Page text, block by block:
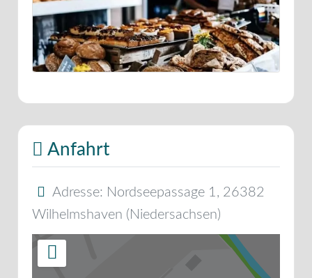
Anfahrt
Adresse: Nordseepassage 1 , 26382
Wilhelmshaven ( Niedersachsen)